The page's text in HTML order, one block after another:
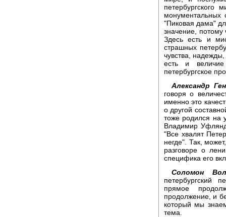
монументальных
"Пиковая дама"
значение, потому
Здесь есть и
страшных
чувства,
есть и
петербургское
Александр
говоря о
именно это
о другой
тоже родился на
Владимир
"Все хвалят
негде". Так,
разговоре о
специфика его
Соломон
петербургский
прямое
продолжение, и
который мы
тема.